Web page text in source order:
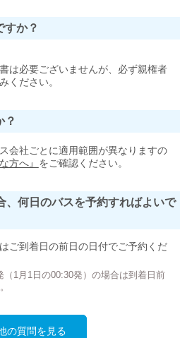
すか？
は必要ございませんが、必ず親権者
ください。
？
会社ごとに適用範囲が異なりますの
方へ』 をご確認ください。
、何日のバスを予約すればよいで
ご到着日の前日の日付でご予約くだ
1月1日の00:30発）の場合は到着日前
の質問を見る